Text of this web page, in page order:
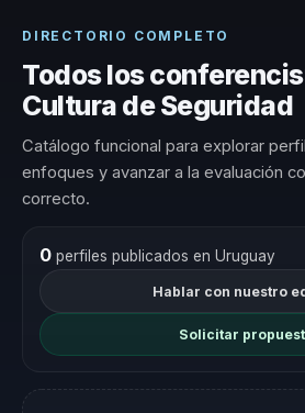
DIRECTORIO COMPLETO
Todos los
Cultura de Seguridad
Catálogo funcional para explorar
enfoques y avanzar a la evaluación
correcto.
0perfiles publicados en Uruguay
Hablar con nuestro
Solicitar